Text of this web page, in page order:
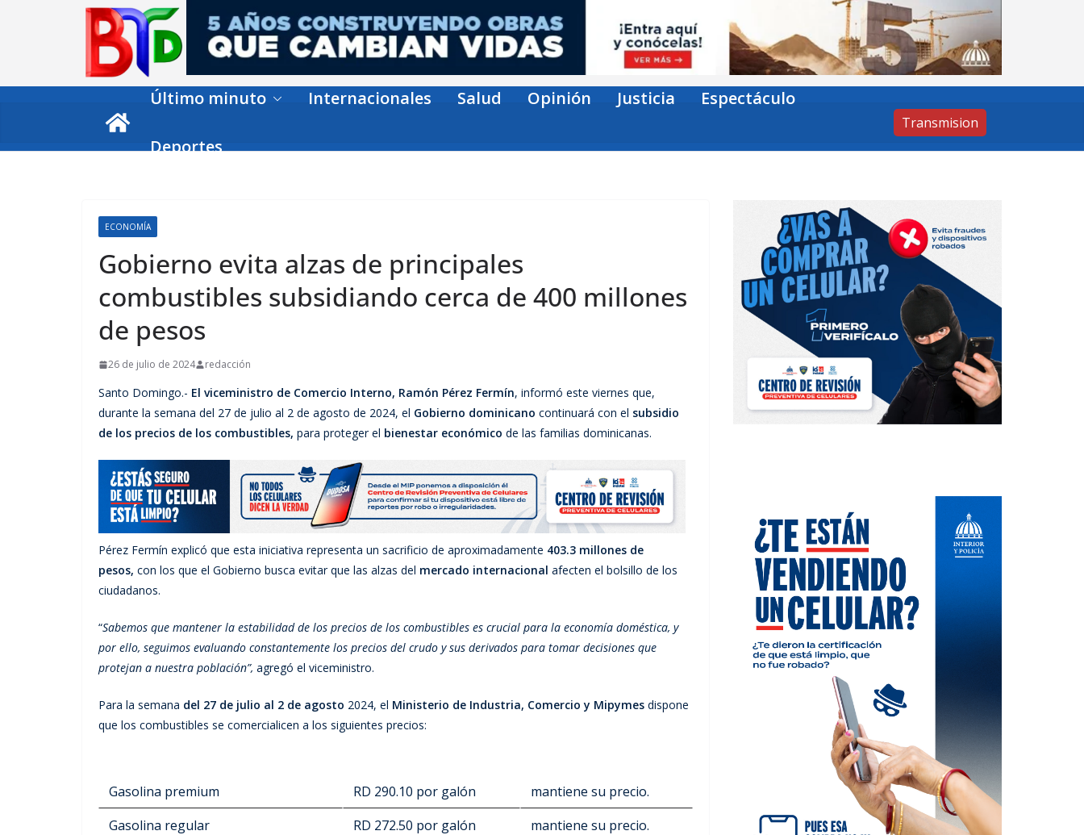
Último minuto Internacionales Salud Opinión Justicia Espectáculo
Deportes
Transmision
ECONOMÍA
Gobierno evita alzas de principales
combustibles subsidiando cerca de 400 millones
de pesos
26 de julio de 2024 redacción
Santo Domingo.- El viceministro de Comercio Interno, Ramón Pérez Fermín, informó este viernes que,
durante la semana del 27 de julio al 2 de agosto de 2024, el Gobierno dominicano continuará con el subsidio
de los precios de los combustibles, para proteger el bienestar económico de las familias dominicanas.
Pérez Fermín explicó que esta iniciativa representa un sacrificio de aproximadamente 403.3 millones de
pesos, con los que el Gobierno busca evitar que las alzas del mercado internacional afecten el bolsillo de los
ciudadanos.
“Sabemos que mantener la estabilidad de los precios de los combustibles es crucial para la economía doméstica, y
por ello, seguimos evaluando constantemente los precios del crudo y sus derivados para tomar decisiones que
protejan a nuestra población”, agregó el viceministro.
Para la semana del 27 de julio al 2 de agosto 2024, el Ministerio de Industria, Comercio y Mipymes dispone
que los combustibles se comercialicen a los siguientes precios:
Gasolina premium RD 290.10 por galón
mantiene su precio.
Gasolina regular
RD 272.50 por galón
mantiene su precio.